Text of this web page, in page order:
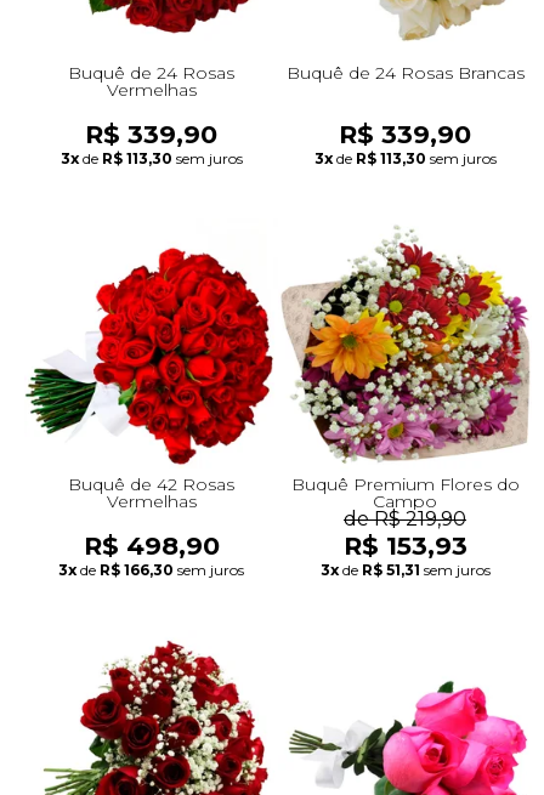
Buquê de 24 Rosas
Vermelhas
R$ 339,90
3x de R$ 113,30 sem juros
Buquê de 24 Rosas Brancas
R$ 339,90
3x de R$ 113,30 sem juros
Buquê de 42 Rosas
Vermelhas
R$ 498,90
3x de R$ 166,30 sem juros
Buquê Premium Flores do
Campo
de R$ 219,90
R$ 153,93
3x de R$ 51,31 sem juros